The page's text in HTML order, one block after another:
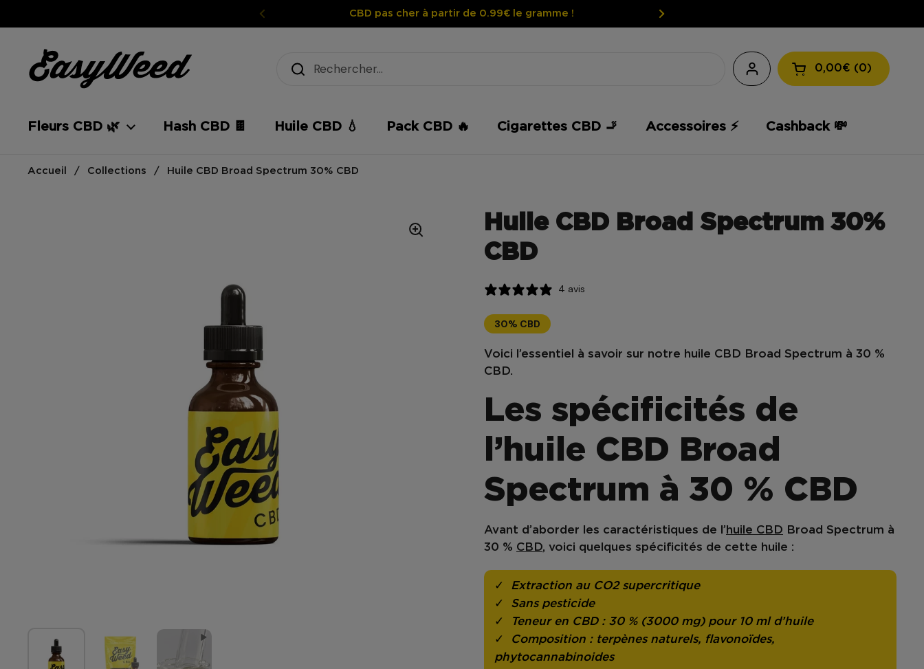
CBD pas cher à partir de 0.99€ le gramme !
Ouvrir le panier
0,00€ 0
Fleurs CBD 🌿 Hash CBD 🍫 Huile CBD 💧 Pack CBD 🔥 Cigarettes CBD 🚬 Accessoires ⚡️ Cashback 💸
Accueil / Collections / Huile CBD Broad Spectrum 30% CBD
Huile CBD Broad Spectrum 30%
CBD
4 avis
30% CBD
Voici l’essentiel à savoir sur notre huile CBD Broad Spectrum à 30 %
CBD.
Les spécificités de
l’huile CBD Broad
Spectrum à 30 % CBD
Avant d’aborder les caractéristiques de l’ huile CBD Broad Spectrum à
30 % CBD, voici quelques spécificités de cette huile :
Extraction au CO2 supercritique
Sans pesticide
Teneur en CBD : 30 % (3000 mg) pour 10 ml d’huile
Composition : terpènes naturels, flavonoïdes,
phytocannabinoides